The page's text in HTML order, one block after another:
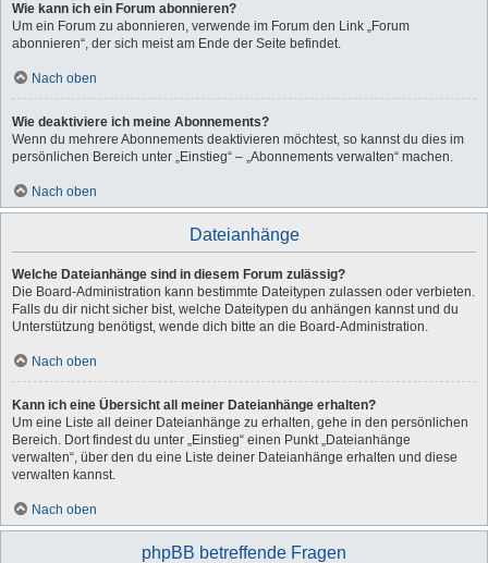
Wie kann ich ein Forum abonnieren?
Um ein Forum zu abonnieren, verwende im Forum den Link „Forum
abonnieren“, der sich meist am Ende der Seite befindet.
Nach oben
Wie deaktiviere ich meine Abonnements?
Wenn du mehrere Abonnements deaktivieren möchtest, so kannst du dies im
persönlichen Bereich unter „Einstieg“ – „Abonnements verwalten“ machen.
Nach oben
Dateianhänge
Welche Dateianhänge sind in diesem Forum zulässig?
Die Board-Administration kann bestimmte Dateitypen zulassen oder verbieten.
Falls du dir nicht sicher bist, welche Dateitypen du anhängen kannst und du
Unterstützung benötigst, wende dich bitte an die Board-Administration.
Nach oben
Kann ich eine Übersicht all meiner Dateianhänge erhalten?
Um eine Liste all deiner Dateianhänge zu erhalten, gehe in den persönlichen
Bereich. Dort findest du unter „Einstieg“ einen Punkt „Dateianhänge
verwalten“, über den du eine Liste deiner Dateianhänge erhalten und diese
verwalten kannst.
Nach oben
phpBB betreffende Fragen